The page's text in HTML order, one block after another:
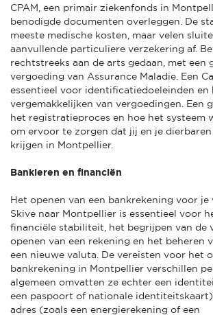
CPAM, een primair ziekenfonds in
benodigde documenten overleggen. De
meeste medische kosten, maar velen
aanvullende particuliere verzekering af.
rechtstreeks aan de arts gedaan, met een
vergoeding van Assurance Maladie. Een
essentieel voor identificatiedoeleinden en
vergemakkelijken van vergoedingen. Een
het registratieproces en hoe het systeem
om ervoor te zorgen dat jij en je
krijgen in Montpellier.
Bankieren en financiën
Het openen van een bankrekening voor je
Skive naar Montpellier is essentieel voor
financiële stabiliteit, het begrijpen van de
openen van een rekening en het beheren
een nieuwe valuta. De vereisten voor het
bankrekening in Montpellier verschillen
algemeen omvatten ze echter een
een paspoort of nationale
adres (zoals een energierekening of een